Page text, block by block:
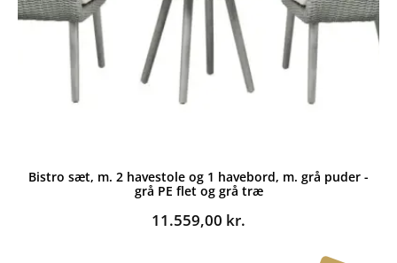
Bistro sæt, m. 2 havestole og 1 havebord, m. grå puder -
grå PE flet og grå træ
11.559,00 kr.